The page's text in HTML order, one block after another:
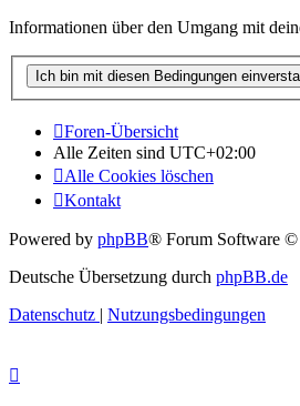
Informationen über den Umgang mit
Foren-Übersicht
Alle Zeiten sind UTC+02:00
Alle Cookies löschen
Kontakt
Powered by phpBB® Forum Software
Deutsche Übersetzung durch phpBB.de
Datenschutz | Nutzungsbedingungen